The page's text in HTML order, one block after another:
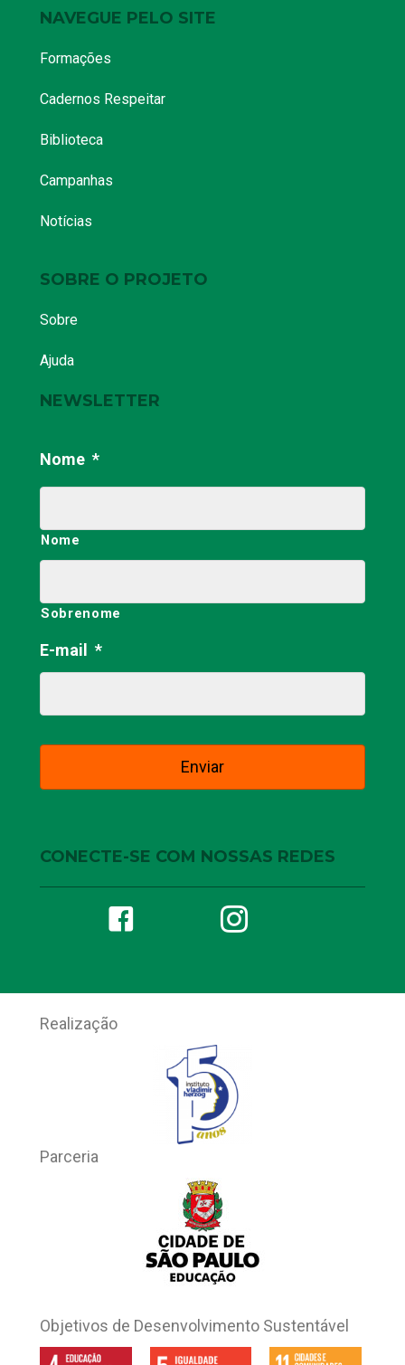
NAVEGUE PELO SITE
Formações
Cadernos Respeitar
Biblioteca
Campanhas
Notícias
SOBRE O PROJETO
Sobre
Ajuda
NEWSLETTER
Nome *
Nome
Sobrenome
E-mail *
CONECTE-SE COM NOSSAS REDES
Realização
Parceria
Objetivos de Desenvolvimento Sustentável